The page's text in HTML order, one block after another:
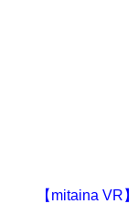
【mitaina VR】